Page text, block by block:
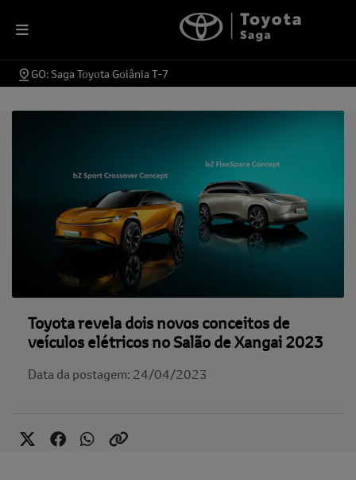
GO: Saga Toyota Goiânia T-7
Toyota revela dois novos conceitos de
veículos elétricos no Salão de Xangai 2023
Data da postagem: 24/04/2023